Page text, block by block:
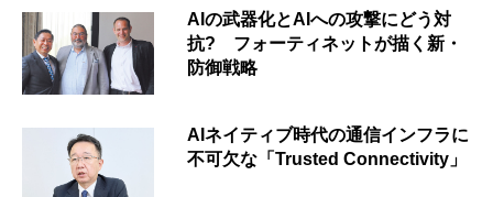
AIの武器化とAIへの攻撃にどう対
抗? フォーティネットが描く新・
防御戦略
AIネイティブ時代の通信インフラに
不可欠な「Trusted Connectivity」